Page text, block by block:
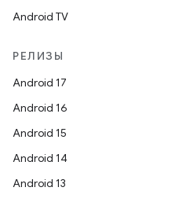
Android TV
РЕЛИЗЫ
Android 17
Android 16
Android 15
Android 14
Android 13